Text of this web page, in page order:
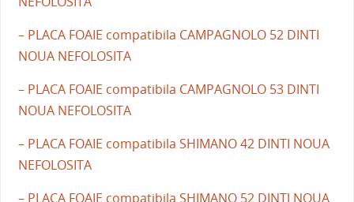
– PLACA FOAIE compatibila CAMPAGNOLO 52 DINTI
NOUA NEFOLOSITA
– PLACA FOAIE compatibila CAMPAGNOLO 53 DINTI
NOUA NEFOLOSITA
– PLACA FOAIE compatibila SHIMANO 42 DINTI NOUA
NEFOLOSITA
– PLACA FOAIE compatibila SHIMANO 52 DINTI NOUA